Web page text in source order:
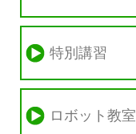
特別講習
ロボット教室